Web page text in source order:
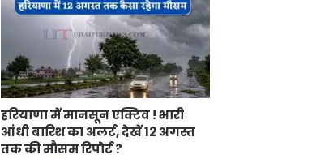
हरियाणा में मानसून एक्टिव ! भारी
आंधी बारिश का अलर्ट, देखें 12 अगस्त
तक की मौसम रिपोर्ट ?